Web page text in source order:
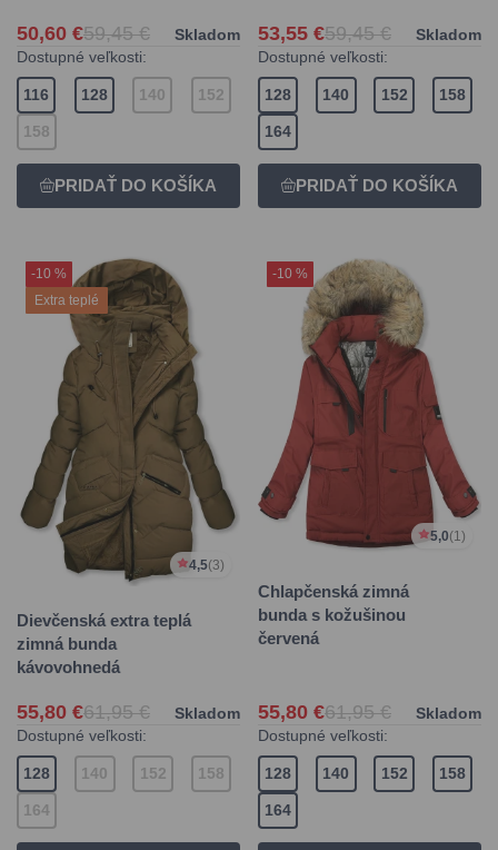
50,60 €59,45 €
Skladom
Dostupné veľkosti:
116 128 140 152
158
53,55 €59,45 €
Skladom
Dostupné veľkosti:
128 140 152 158
164
-10 %
Extra teplé
4,5(3)
Dievčenská extra teplá
zimná bunda
kávovohnedá
55,80 €61,95 €
Skladom
Dostupné veľkosti:
128 140 152 158
164
-10 %
5,0(1)
Chlapčenská zimná
bunda s kožušinou
červená
55,80 €61,95 €
Skladom
Dostupné veľkosti:
128 140 152 158
164